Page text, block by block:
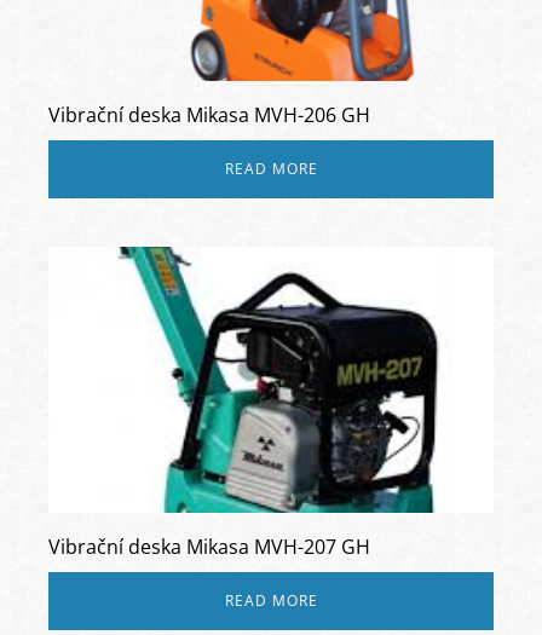
Vibrační deska Mikasa MVH-206 GH
READ MORE
Vibrační deska Mikasa MVH-207 GH
READ MORE